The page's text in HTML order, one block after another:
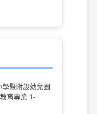
列何項正確？
會科學。
暨附設幼兒園
育專業 1-